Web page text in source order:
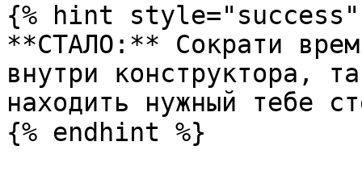
{% hint style="success"
**СТАЛО:** Сократи
внутри конструктора,
находить нужный тебе
{% endhint %}